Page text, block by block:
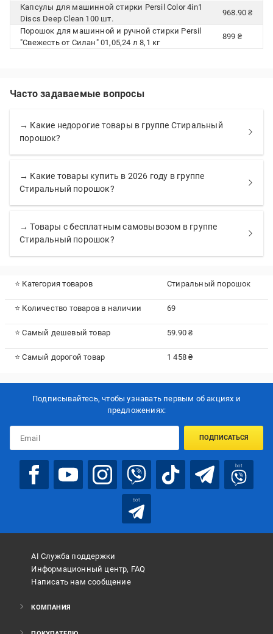
Капсулы для машинной стирки Persil Color 4in1
Discs Deep Clean 100 шт.
968.90 ₴
Порошок для машинной и ручной стирки Persil
"Свежесть от Силан" 01,05,24 л 8,1 кг
899 ₴
Часто задаваемые вопросы
→ Какие недорогие товары в группе Стиральный
порошок?
→ Какие товары купить в 2026 году в группе
Стиральный порошок?
→ Товары с бесплатным самовывозом в группе
Стиральный порошок?
⭐ Категория товаров Стиральный порошок
⭐ Количество товаров в наличии 69
⭐ Самый дешевый товар 59.90 ₴
⭐ Самый дорогой товар 1 458 ₴
Подписывайтесь, чтобы узнавать первым об акцияx и
предложениях:
ПОДПИСАТЬСЯ
bot
bot
AI Служба поддержки
Информационный центр, FAQ
Написать нам сообщение
КОМПАНИЯ